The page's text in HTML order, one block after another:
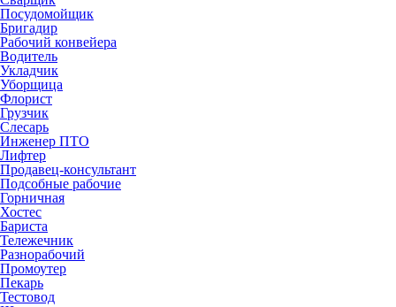
Посудомойщик
Бригадир
Рабочий конвейера
Водитель
Укладчик
Уборщица
Флорист
Грузчик
Слесарь
Инженер ПТО
Лифтер
Продавец-консультант
Подсобные рабочие
Горничная
Хостес
Бариста
Тележечник
Разнорабочий
Промоутер
Пекарь
Тестовод